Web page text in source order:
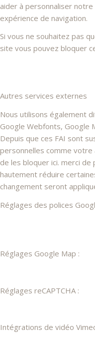
aider à personnaliser
expérience de navigation.
Si vous ne souhaitez pas
site vous pouvez bloquer
Autres services externes
Nous utilisons également
Google Webfonts, Google
Depuis que ces FAI sont
personnelles comme
de les bloquer ici. merci
hautement réduire
changement seront
Réglages des polices
Réglages Google Map :
Réglages reCAPTCHA :
Intégrations de vidéo